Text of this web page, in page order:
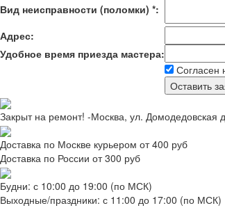
Вид неисправности (поломки) *:
Адрес:
Удобное время приезда мастера:
Согласен
Закрыт на ремонт! -Москва, ул.
Доставка по Москве курьером от 400 руб
Доставка по России от 300 руб
Будни: с 10:00 до 19:00 (по МСК)
Выходные/праздники: с 11:00 до 17:00 (по МСК)